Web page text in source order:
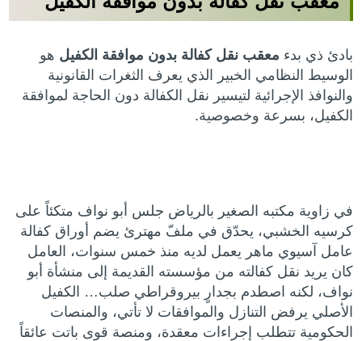
بادئ ذي بدء معقب نقل كفالة بدون موافقة الكفيل هو
الوسيط النظامي الخبير الذي يعرف الثغرات القانونية
والنوافذ الإجرائية لتيسير نقل الكفالة دون الحاجة لموافقة
الكفيل، بسرعة وخصوصية.
في زاوية مكتبه الصغير بالرياض جلس أبو نواف متكئاً على
كرسيه الخشبي، يحدّق في ملفّ مهترئ يضم أوراق كفالة
عامل آسيوي ماهر يعمل لديه منذ خمس سنوات، العامل
كان يريد نقل كفالته من مؤسسته القديمة إلى منشأة أبو
نواف، لكنه اصطدم بجدارٍ بيروقراطي صلب… الكفيل
الأصلي يرفض التنازل والموافقات لا تأتي، والمنصات
الحكومية تتطلب إجراءات معقدة، ومنصة قوى باتت عائقاً